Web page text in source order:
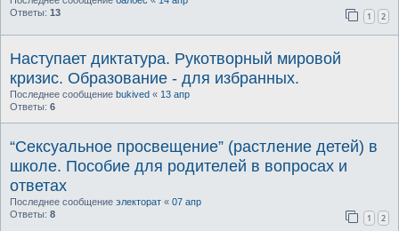
Ответы: 13 1 2
Наступает диктатура. Рукотворный мировой
кризис. Образование - для избранных.
Последнее сообщение bukived « 13 апр
Ответы: 6
“Сексуальное просвещение” (растление детей) в
школе. Пособие для родителей в вопросах и
ответах
Последнее сообщение электорат « 07 апр
Ответы: 8 1 2